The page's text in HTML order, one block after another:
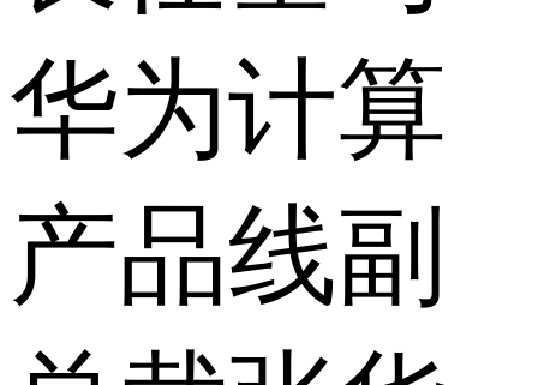
华为计算
产品线副